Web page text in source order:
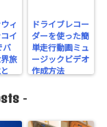
ィ
イ
バ
旅
ドライブレコー
ダーを使った簡
単走行動画ミュ
ージックビデオ
作成方法
-